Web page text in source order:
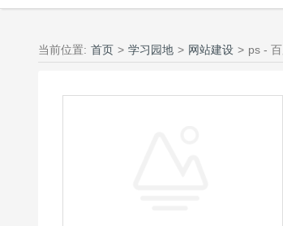
当前位置: 首页 > 学习园地 > 网站建设 > ps -